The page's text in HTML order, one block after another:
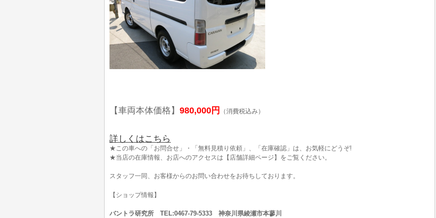
【車両本体価格】 980,000円 （消費税込み）
詳しくはこちら
★この車への「お問合せ」・「無料見積り依頼」、「在庫確認」は、お気軽にどうぞ!
★当店の在庫情報、お店へのアクセスは【店舗詳細ページ】をご覧ください。
スタッフ一同、お客様からのお問い合わせをお待ちしております。
【ショップ情報】
バントラ研究所 TEL:0467-79-5333 神奈川県綾瀬市本蓼川